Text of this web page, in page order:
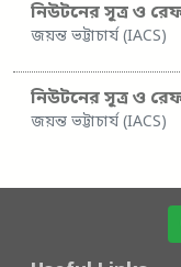
নিউটনের সূত্র ও
জয়ন্ত ভট্টাচার্য (IACS)
নিউটনের সূত্র ও
জয়ন্ত ভট্টাচার্য (IACS)